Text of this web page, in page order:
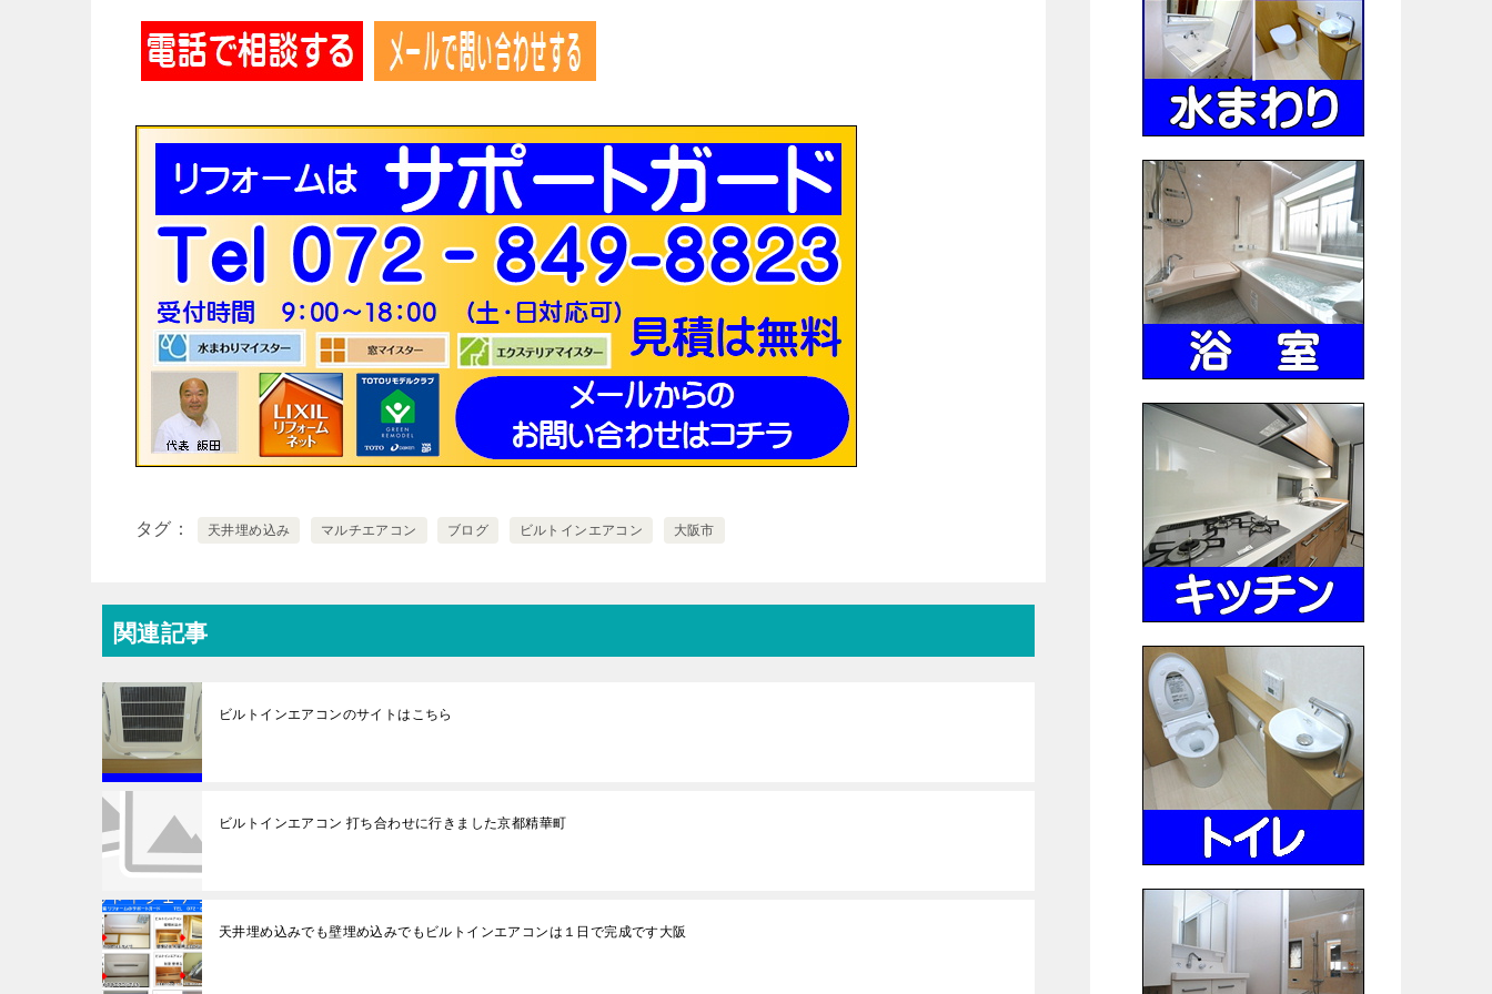
タグ 天井埋め込み マルチエアコン ブログ ビルトインエアコン 大阪市
関連記事
ビルトインエアコンのサイトはこちら
ビルトインエアコン 打ち合わせに行きました京都精華町
天井埋め込みでも壁埋め込みでもビルトインエアコンは１日で完成です大阪